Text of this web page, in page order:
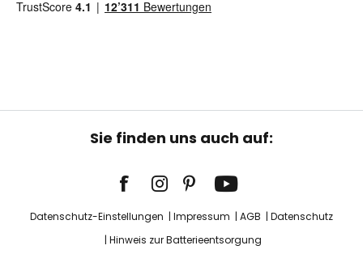
Sie finden uns auch auf:
Datenschutz-Einstellungen Impressum AGB
Datenschutz
Hinweis zur Batterieentsorgung